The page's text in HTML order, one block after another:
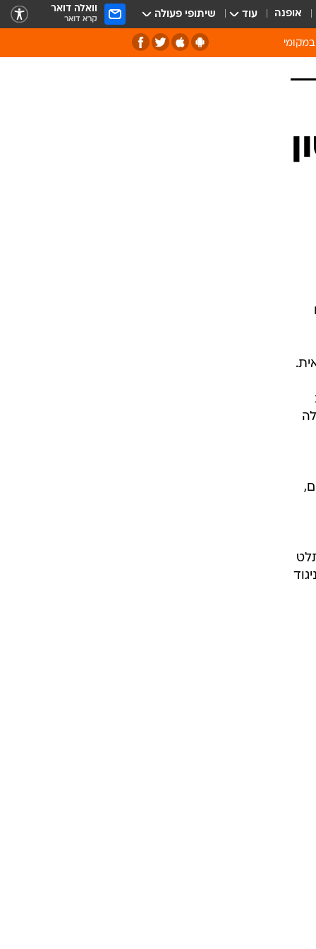
אופנה עוד שיתופי פעולה וואלה דואר
קרא דואר